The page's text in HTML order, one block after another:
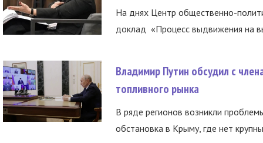
На днях Центр общественно-
доклад «Процесс выдвижения на
Владимир Путин обсудил с
топливного рынка
В ряде регионов возникли
обстановка в Крыму, где нет